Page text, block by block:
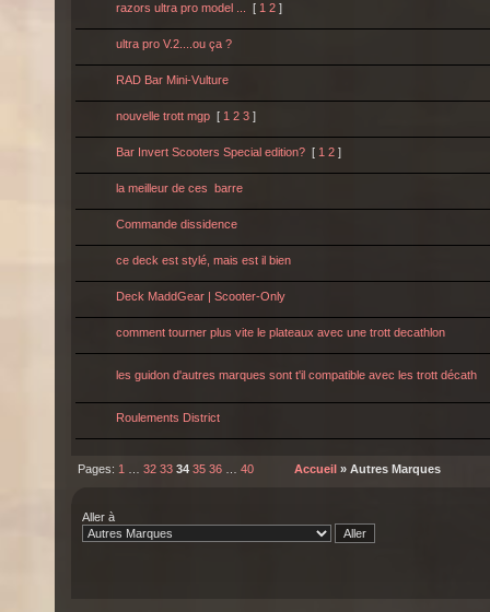
razors ultra pro model ... [ 1 2 ]
ultra pro V.2....ou ça ?
RAD Bar Mini-Vulture
nouvelle trott mgp [ 1 2 3 ]
Bar Invert Scooters Special edition? [ 1 2 ]
la meilleur de ces barre
Commande dissidence
ce deck est stylé, mais est il bien
Deck MaddGear | Scooter-Only
comment tourner plus vite le plateaux avec une trott decathlon
les guidon d'autres marques sont t'il compatible avec les trott décath
Roulements District
Pages: 1 32 33 34 35 36 40 Accueil » Autres Marques
Aller à